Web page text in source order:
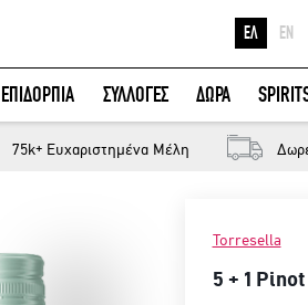
ΕΙΣΟΔΟΣ ΜΕ FACEBOOK
ΕΛ EN
ΣΥΛΛΟΓΕΣ ΔΩΡΑ
75k+ Ευχαριστημένα Μέλη
Torresella
5 + 1